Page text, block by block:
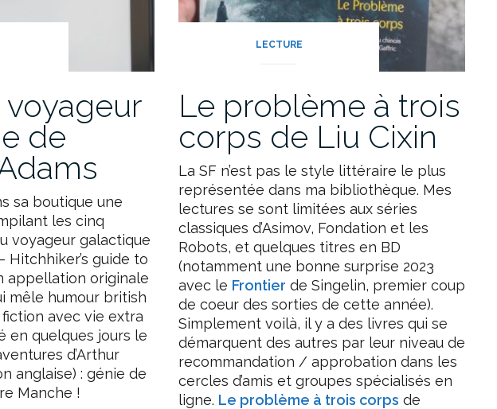
de
sa boutique une
les cinq
voyageur galactique
Hitchhiker’s guide to
appellation originale
mêle humour british
avec vie extra
en quelques jours le
d’Arthur
anglaise) : génie de
Manche !
LECTURE
Le problème à trois
corps de Liu Cixin
La SF n’est pas le style littéraire le plus
représentée dans ma bibliothèque. Mes
lectures se sont limitées aux séries
classiques d’Asimov, Fondation et les
Robots, et quelques titres en BD
(notamment une bonne surprise 2023
avec le Frontier de Singelin, premier coup
de coeur des sorties de cette année).
Simplement voilà, il y a des livres qui se
démarquent des autres par leur niveau de
recommandation / approbation dans les
cercles d’amis et groupes spécialisés en
ligne. Le problème à trois corps de